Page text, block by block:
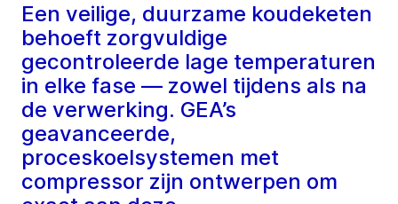
Een veilige, duurzame koudeketen
behoeft zorgvuldige
gecontroleerde lage temperaturen
in elke fase — zowel tijdens als na
de verwerking. GEA’s
geavanceerde,
proceskoelsystemen met
compressor zijn ontwerpen om